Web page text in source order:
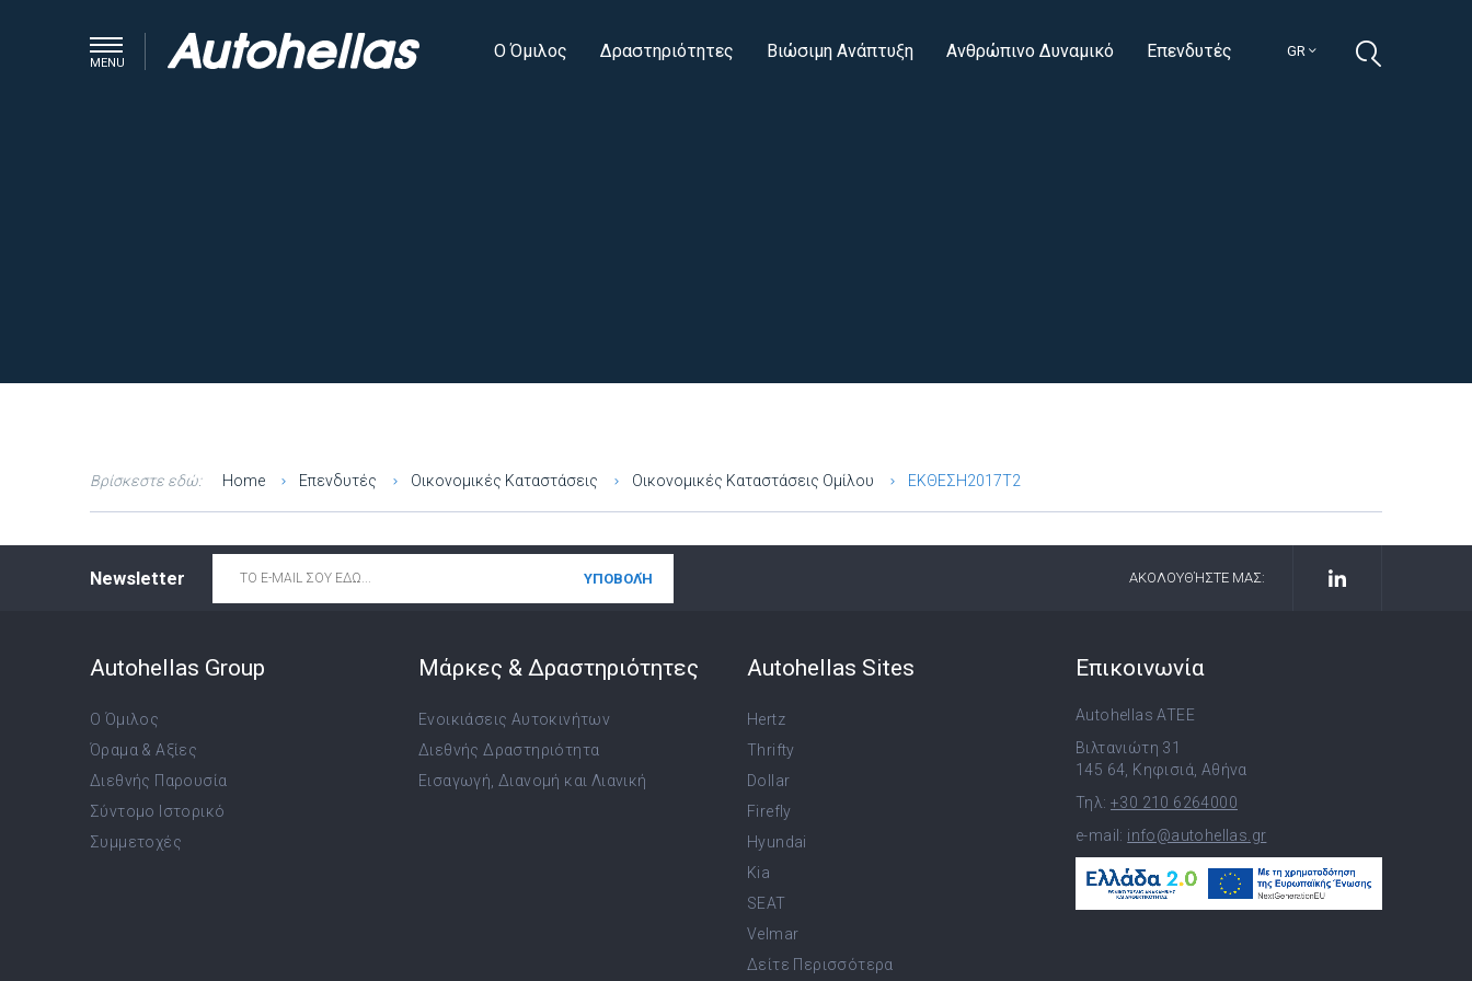
MENU
GR
Ο Όμιλος Δραστηριότητες Βιώσιμη Ανάπτυξη Ανθρώπινο Δυναμικό Επενδυτές
Βρίσκεστε εδώ: Home Επενδυτές Οικονομικές Καταστάσεις Οικονομικές Καταστάσεις Ομίλου ΕΚΘΕΣΗ2017T2
Newsletter
ΑΚΟΛΟΥΘΉΣΤΕ ΜΑΣ:
Autohellas Group
Ο Όμιλος
Όραμα & Αξίες
Διεθνής Παρουσία
Σύντομο Ιστορικό
Συμμετοχές
Μάρκες & Δραστηριότητες
Ενοικιάσεις Αυτοκινήτων
Διεθνής Δραστηριότητα
Εισαγωγή, Διανομή και Λιανική
Autohellas Sites
Hertz
Thrifty
Dollar
Firefly
Hyundai
Kia
SEAT
Velmar
Δείτε Περισσότερα
Επικοινωνία
Autohellas ATEE
Βιλτανιώτη 31
145 64, Κηφισιά, Αθήνα
Τηλ: +30 210 6264000
e-mail: info@autohellas.gr